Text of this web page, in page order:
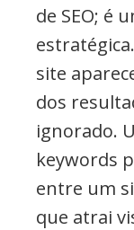
de SEO; é
site
dos
ignorado.
keywords
entre um
que atrai